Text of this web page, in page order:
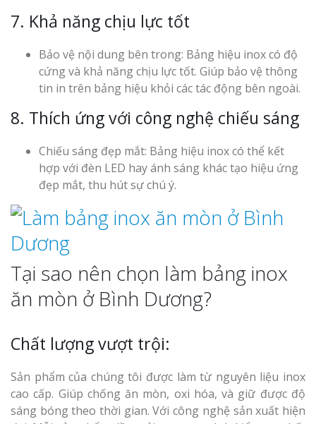
7. Khả năng chịu lực tốt
Bảo vệ nội dung bên trong: Bảng hiệu inox có độ
cứng và khả năng chịu lực tốt. Giúp bảo vệ thông
tin in trên bảng hiệu khỏi các tác động bên ngoài.
8. Thích ứng với công nghệ chiếu sáng
Chiếu sáng đẹp mắt: Bảng hiệu inox có thể kết
hợp với đèn LED hay ánh sáng khác tạo hiệu ứng
đẹp mắt, thu hút sự chú ý.
Tại sao nên chọn làm bảng inox
ăn mòn ở Bình Dương?
Chất lượng vượt trội:
Sản phẩm của chúng tôi được làm từ nguyên liệu inox
cao cấp. Giúp chống ăn mòn, oxi hóa, và giữ được độ
sáng bóng theo thời gian. Với công nghệ sản xuất hiện